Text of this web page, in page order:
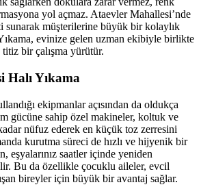
yol açmaz. Ataevler Mahallesi’nde
sunarak müşterilerine büyük bir kolaylık
evinize gelen uzman ekibiyle birlikte
bir çalışma yürütür.
Halı Yıkama
ekipmanlar açısından da oldukça
gücüne sahip özel makineler, koltuk ve
nüfuz ederek en küçük toz zerresini
kurutma süreci de hızlı ve hijyenik bir
eşyalarınız saatler içinde yeniden
Bu da özellikle çocuklu aileler, evcil
bireyler için büyük bir avantaj sağlar.